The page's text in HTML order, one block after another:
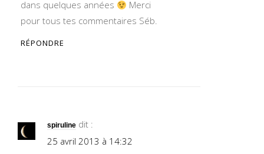
dans quelques années
Merci
pour tous tes commentaires Séb.
RÉPONDRE
spiruline dit :
25 avril 2013 à 14:32